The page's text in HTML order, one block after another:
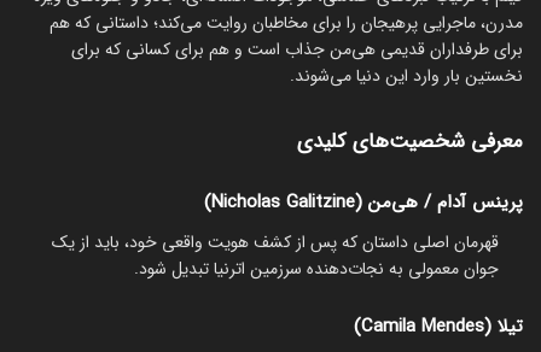
مدرن، ماجرایی پرهیجان را برای مخاطبان روایت می‌کند؛ داستانی که هم
برای طرفداران قدیمی هی‌من جذاب است و هم برای کسانی که برای
نخستین بار وارد این دنیا می‌شوند.
معرفی شخصیت‌های کلیدی
پرینس آدام / هی‌من (Nicholas Galitzine)
قهرمان اصلی داستان که پس از کشف هویت واقعی خود، باید از یک
جوان معمولی به نجات‌دهنده سرزمین اترنیا تبدیل شود.
تیلا (Camila Mendes)